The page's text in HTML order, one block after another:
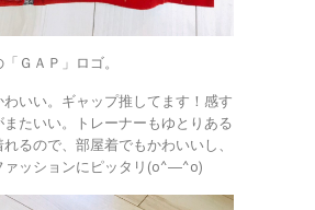
ＧＡＰ」ロゴ。
いい。ギャップ推してます！感す
たいい。トレーナーもゆとりある
るので、部屋着でもかわいいし、
ァッションにピッタリ(o^―^o)